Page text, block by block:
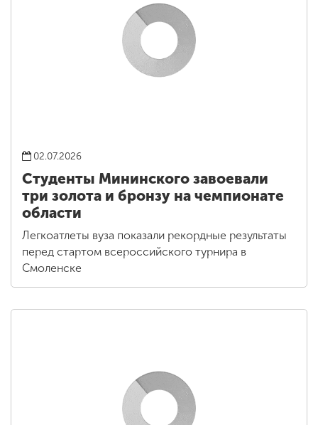
02.07.2026
Студенты Мининского завоевали
три золота и бронзу на чемпионате
области
Легкоатлеты вуза показали рекордные результаты
перед стартом всероссийского турнира в
Смоленске